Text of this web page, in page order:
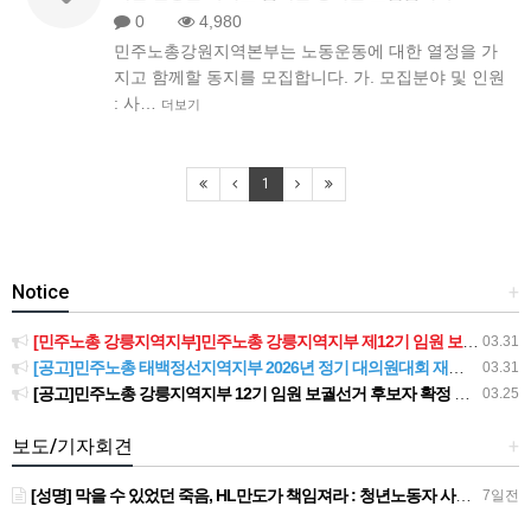
0
4,980
민주노총강원지역본부는 노동운동에 대한 열정을 가
지고 함께할 동지를 모집합니다. 가. 모집분야 및 인원
: 사…
더보기
1
+
Notice
03.31
[민주노총 강릉지역지부]민주노총 강릉지역지부 제12기 임원 보궐선거결과 공고
03.31
[공고]민주노총 태백정선지역지부 2026년 정기 대의원대회 재소집 건
03.25
[공고]민주노총 강릉지역지부 12기 임원 보궐선거 후보자 확정 공고
+
보도/기자회견
7일전
[성명] 막을 수 있었던 죽음, HL만도가 책임져라 : 청년노동자 사망사고의 철저한 진상규명과 재발방지 대책 마련하라